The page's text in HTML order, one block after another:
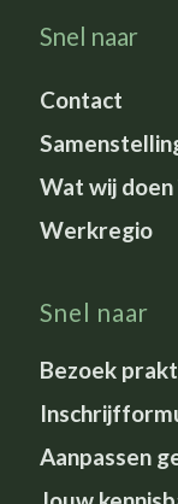
Snel naar
Contact
Wat wij doen
Werkregio
Snel naar
Bezoek
Aanpassen